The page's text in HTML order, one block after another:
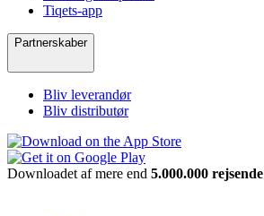
Tiqets-app
Partnerskaber
Bliv leverandør
Bliv distributør
Downloadet af mere end 5.000.000 rejsende